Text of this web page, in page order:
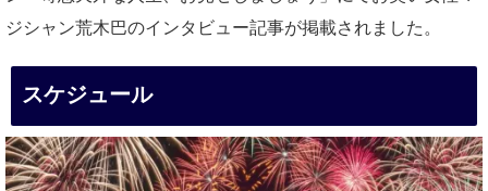
ジシャン荒木巴のインタビュー記事が掲載されました。
スケジュール